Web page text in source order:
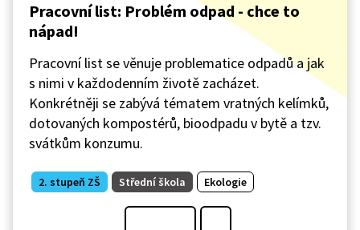
Pracovní list: Problém odpad - chce to
nápad!
Pracovní list se věnuje problematice odpadů a jak
s nimi v každodenním životě zacházet.
Konkrétněji se zabývá tématem vratných kelímků,
dotovaných kompostérů, bioodpadu v bytě a tzv.
svátkům konzumu.
2. stupeň ZŠ Střední škola Ekologie